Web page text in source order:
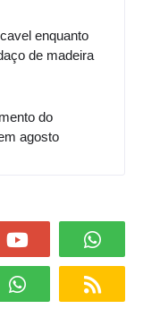
enquanto
de madeira
do
agosto